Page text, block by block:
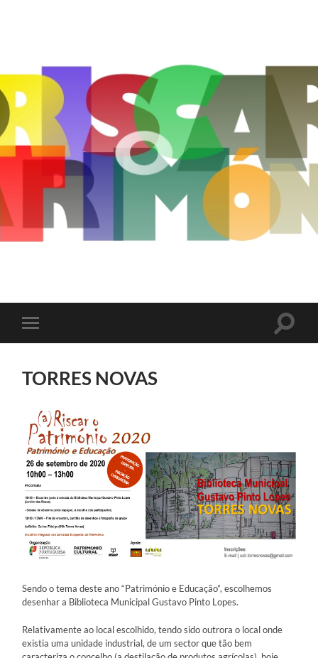
Toggle
mobile
Toggle
TORRES NOVAS
Sendo o tema deste ano “Património e Educação”, escolhemos
desenhar a Biblioteca Municipal Gustavo Pinto Lopes.
Relativamente ao local escolhido, tendo sido outrora o local onde
existia uma unidade industrial, de um sector que tão bem